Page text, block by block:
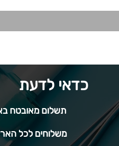
כדאי לדעת
תשלום מאובטח
משלוחים לכל